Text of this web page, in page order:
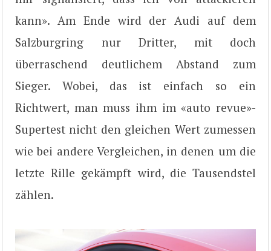
kann». Am Ende wird der Audi auf dem
Salzburgring nur Dritter, mit doch
überraschend deutlichem Abstand zum
Sieger. Wobei, das ist einfach so ein
Richtwert, man muss ihm im «auto revue»-
Supertest nicht den gleichen Wert zumessen
wie bei andere Vergleichen, in denen um die
letzte Rille gekämpft wird, die Tausendstel
zählen.